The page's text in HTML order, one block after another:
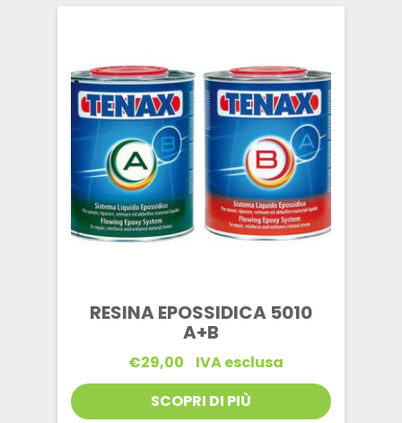
RESINA EPOSSIDICA 5010
A+B
€29,00
IVA esclusa
SCOPRI DI PIÙ